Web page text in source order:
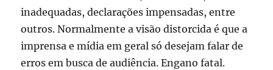
inadequadas, declarações impensadas, entre
outros. Normalmente a visão distorcida é que a
imprensa e mídia em geral só desejam falar de
erros em busca de audiência. Engano fatal.